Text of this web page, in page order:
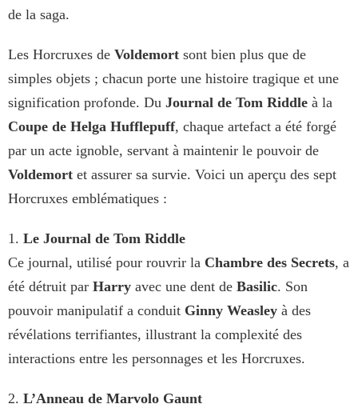
de la saga.
Les Horcruxes de Voldemort sont bien plus que de
simples objets ; chacun porte une histoire tragique et une
signification profonde. Du Journal de Tom Riddle à la
Coupe de Helga Hufflepuff, chaque artefact a été forgé
par un acte ignoble, servant à maintenir le pouvoir de
Voldemort et assurer sa survie. Voici un aperçu des sept
Horcruxes emblématiques :
1. Le Journal de Tom Riddle
Ce journal, utilisé pour rouvrir la Chambre des Secrets, a
été détruit par Harry avec une dent de Basilic. Son
pouvoir manipulatif a conduit Ginny Weasley à des
révélations terrifiantes, illustrant la complexité des
interactions entre les personnages et les Horcruxes.
2. L’Anneau de Marvolo Gaunt